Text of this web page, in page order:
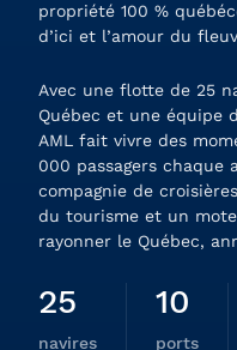
propriété 100 %
d’ici et l’amour du
Avec une flotte de 25
Québec et une équipe
AML fait vivre des
000 passagers chaque
compagnie de
du tourisme et un
rayonner le Québec,
25
navires
10
ports